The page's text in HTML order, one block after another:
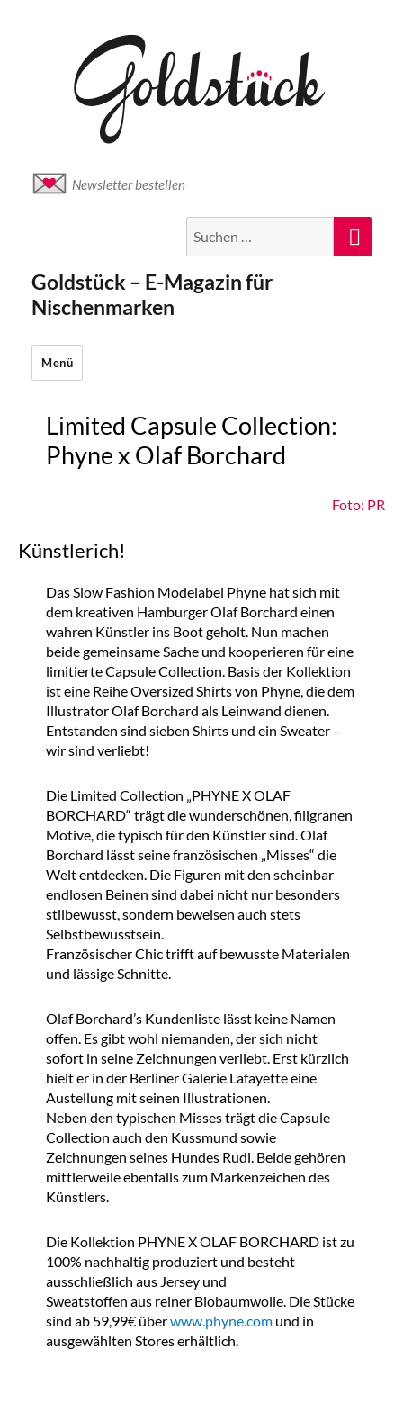
Newsletter bestellen
nach:
Goldstück – E-Magazin für
Nischenmarken
Menü
Limited Capsule Collection:
Phyne x Olaf Borchard
Foto: PR
Künstlerich!
Das Slow Fashion Modelabel Phyne hat sich mit
dem kreativen Hamburger Olaf Borchard einen
wahren Künstler ins Boot geholt. Nun machen
beide gemeinsame Sache und kooperieren für eine
limitierte Capsule Collection. Basis der Kollektion
ist eine Reihe Oversized Shirts von Phyne, die dem
Illustrator Olaf Borchard als Leinwand dienen.
Entstanden sind sieben Shirts und ein Sweater –
wir sind verliebt!
Die Limited Collection „PHYNE X OLAF
BORCHARD“ trägt die wunderschönen, filigranen
Motive, die typisch für den Künstler sind. Olaf
Borchard lässt seine französischen „Misses“ die
Welt entdecken. Die Figuren mit den scheinbar
endlosen Beinen sind dabei nicht nur besonders
stilbewusst, sondern beweisen auch stets
Selbstbewusstsein.
Französischer Chic trifft auf bewusste Materialen
und lässige Schnitte.
Olaf Borchard’s Kundenliste lässt keine Namen
offen. Es gibt wohl niemanden, der sich nicht
sofort in seine Zeichnungen verliebt. Erst kürzlich
hielt er in der Berliner Galerie Lafayette eine
Austellung mit seinen Illustrationen.
Neben den typischen Misses trägt die Capsule
Collection auch den Kussmund sowie
Zeichnungen seines Hundes Rudi. Beide gehören
mittlerweile ebenfalls zum Markenzeichen des
Künstlers.
Die Kollektion PHYNE X OLAF BORCHARD ist zu
100% nachhaltig produziert und besteht
ausschließlich aus Jersey und
Sweatstoffen aus reiner Biobaumwolle. Die Stücke
sind ab 59,99€ überwww.phyne.com und in
ausgewählten Stores erhältlich.